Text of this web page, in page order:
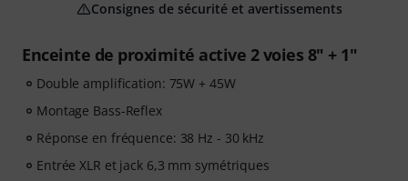
Enceinte de proximité active 2 voies 8" + 1"
Double amplification: 75W + 45W
Montage Bass-Reflex
Réponse en fréquence: 38 Hz - 30 kHz
Entrée XLR et jack 6,3 mm symétriques
Consignes de sécurité et avertissements